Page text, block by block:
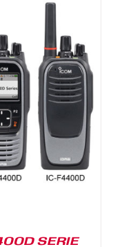
SERIE